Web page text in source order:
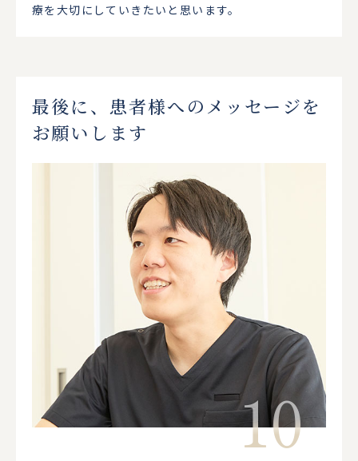
療を大切にしていきたいと思います。
最後に、患者様へのメッセージを
お願いします